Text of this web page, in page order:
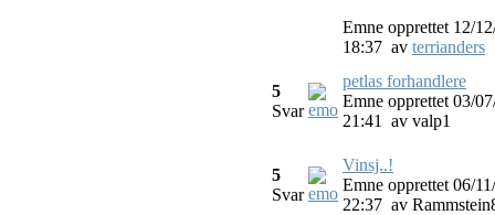
Emne opprettet 12/
18:37 av terrianders
5
Svar
petlas forhandlere
Emne opprettet 03/
21:41 av valp1
5
Svar
Vinsj..!
Emne opprettet 06/
22:37 av